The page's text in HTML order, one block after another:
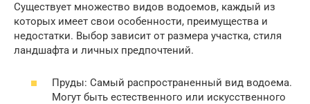
Существует множество видов водоемов, каждый из
которых имеет свои особенности, преимущества и
недостатки. Выбор зависит от размера участка, стиля
ландшафта и личных предпочтений.
Пруды: Самый распространенный вид водоема.
Могут быть естественного или искусственного